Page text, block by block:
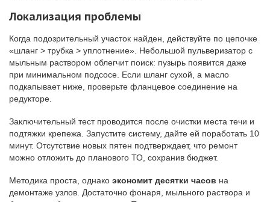
Локализация проблемы
Когда подозрительный участок найден, действуйте по цепочке
«шланг > трубка > уплотнение». Небольшой пульверизатор с
мыльным раствором облегчит поиск: пузырь появится даже
при минимальном подсосе. Если шланг сухой, а масло
подкапывает ниже, проверьте фланцевое соединение на
редукторе.
Заключительный тест проводится после очистки места течи и
подтяжки крепежа. Запустите систему, дайте ей поработать 10
минут. Отсутствие новых пятен подтверждает, что ремонт
можно отложить до планового ТО, сохранив бюджет.
Методика проста, однако экономит десятки часов на
демонтаже узлов. Достаточно фонаря, мыльного раствора и